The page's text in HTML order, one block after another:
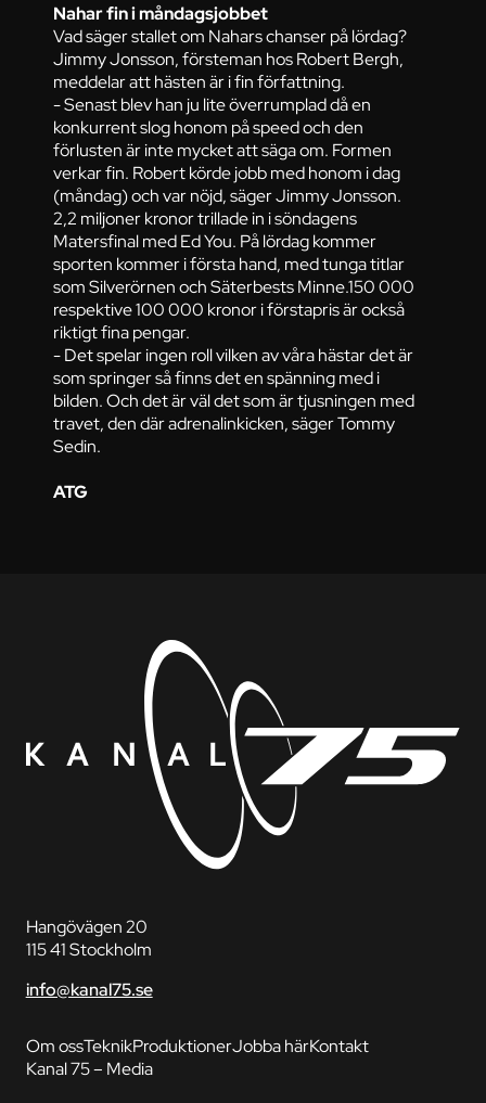
Nahar fin i måndagsjobbet
Vad säger stallet om Nahars chanser på lördag?
Jimmy Jonsson, försteman hos Robert Bergh,
meddelar att hästen är i fin författning.
- Senast blev han ju lite överrumplad då en
konkurrent slog honom på speed och den
förlusten är inte mycket att säga om. Formen
verkar fin. Robert körde jobb med honom i dag
(måndag) och var nöjd, säger Jimmy Jonsson.
2,2 miljoner kronor trillade in i söndagens
Matersfinal med Ed You. På lördag kommer
sporten kommer i första hand, med tunga titlar
som Silverörnen och Säterbests Minne.150 000
respektive 100 000 kronor i förstapris är också
riktigt fina pengar.
- Det spelar ingen roll vilken av våra hästar det är
som springer så finns det en spänning med i
bilden. Och det är väl det som är tjusningen med
travet, den där adrenalinkicken, säger Tommy
Sedin.
ATG
Hangövägen 20
115 41 Stockholm
info@kanal75.se
Om ossTeknikProduktionerJobba härKontakt
Kanal 75 – Media